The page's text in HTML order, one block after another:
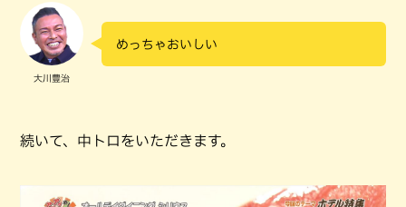
大川豊治
めっちゃおいしい
続いて、中トロをいただきます。